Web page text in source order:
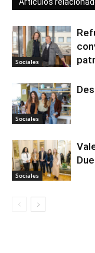
Sociales
Sociales
Sociales